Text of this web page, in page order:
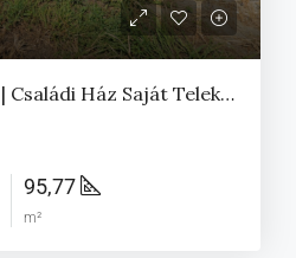
Zöldliget 6 – D Ház | Családi Ház Saját Telekkel Alsónémediben
95,77
m²